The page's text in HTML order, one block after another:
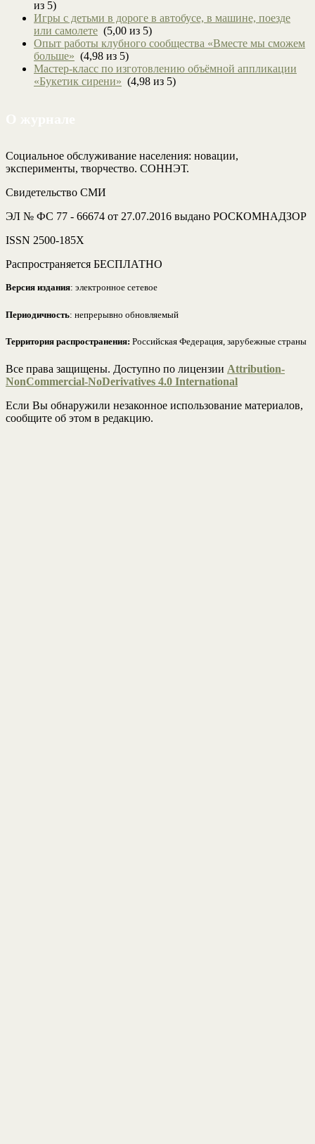
из 5)
Игры с детьми в дороге в автобусе, в машине, поезде
или самолете (5,00 из 5)
Опыт работы клубного сообщества «Вместе мы сможем
больше» (4,98 из 5)
Мастер-класс по изготовлению объёмной аппликации
«Букетик сирени» (4,98 из 5)
Социальное обслуживание населения: новации,
эксперименты, творчество. СОННЭТ.
Свидетельство СМИ
ЭЛ № ФС 77 - 66674 от 27.07.2016 выдано РОСКОМНАДЗОР
ISSN 2500-185Х
Распространяется БЕСПЛАТНО
Версия издания: электронное сетевое
Периодичность: непрерывно обновляемый
Территория распространения: Российская Федерация, зарубежные страны
Все права защищены. Доступно по лицензии Attribution-
NonCommercial-NoDerivatives 4.0 International
Если Вы обнаружили незаконное использование материалов,
сообщите об этом в редакцию.